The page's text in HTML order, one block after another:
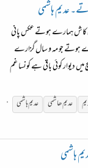
عدیم ہاشمی
کاش ہمارے ہوتے عکس پانی
ہوتے جو مہ و سال گزارے
دیوار کوئی باقی ہے کونسا غم
عدیمھاشمی عدیمہاشمی
ہاشمی